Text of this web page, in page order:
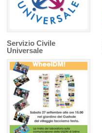
Servizio Civile
Universale